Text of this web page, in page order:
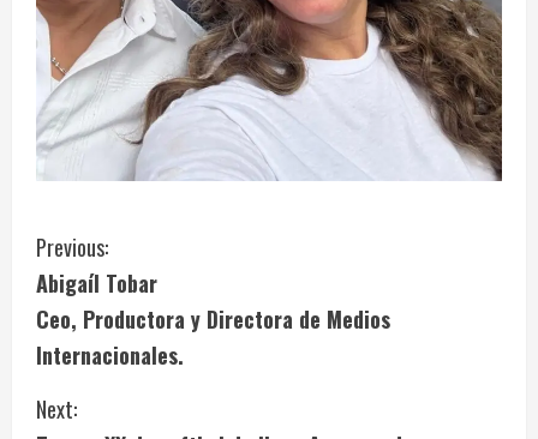
C
o
n
t
Previous:
Abigaíl Tobar
Ceo, Productora y Directora de Medios
Internacionales.
Next: